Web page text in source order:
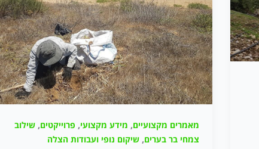
מאמרים מקצועיים, מידע מקצועי, פרוייקטים,שילוב
צמחי בר בערים,שיקום נופי ועבודות הצלה